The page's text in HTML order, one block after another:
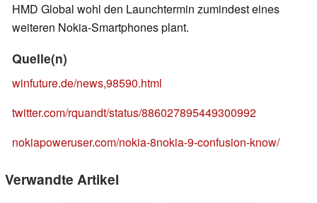
HMD Global wohl den Launchtermin zumindest eines
weiteren Nokia-Smartphones plant.
Quelle(n)
winfuture.de/news,98590.html
twitter.com/rquandt/status/886027895449300992
nokiapoweruser.com/nokia-8nokia-9-confusion-know/
Verwandte Artikel